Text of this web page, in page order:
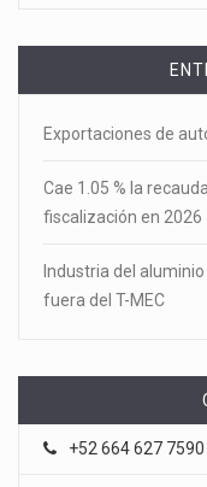
Exportaciones de
Cae 1.05 % la
fiscalización en 2026
Industria del
fuera del T-MEC
+52 664 627 7590